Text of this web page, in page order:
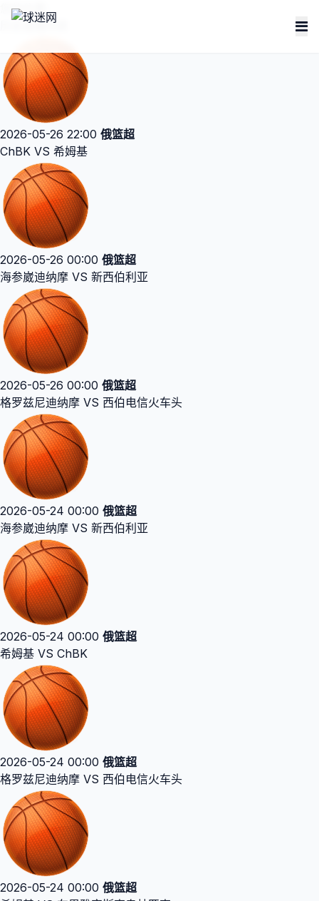
您的位置：
历史直播列表
2026-05-26 22:00 俄篮超
ChBK VS 希姆基
2026-05-26 00:00 俄篮超
海参崴迪纳摩 VS 新西伯利亚
2026-05-26 00:00 俄篮超
格罗兹尼迪纳摩 VS 西伯电信火车头
2026-05-24 00:00 俄篮超
海参崴迪纳摩 VS 新西伯利亚
2026-05-24 00:00 俄篮超
希姆基 VS ChBK
2026-05-24 00:00 俄篮超
格罗兹尼迪纳摩 VS 西伯电信火车头
2026-05-24 00:00 俄篮超